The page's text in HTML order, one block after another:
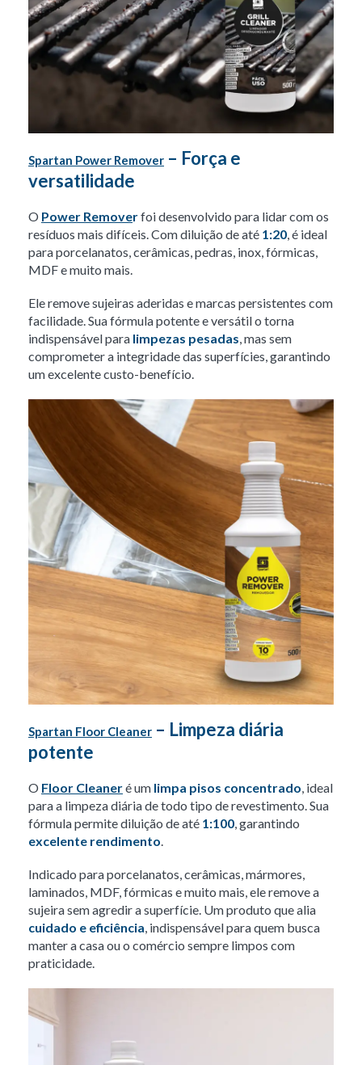
Spartan Power Remover – Força e
versatilidade
O Power Removerfoi desenvolvido para lidar com os
resíduos mais difíceis. Com diluição de até 1:20, é ideal
para porcelanatos, cerâmicas, pedras, inox, fórmicas,
MDF e muito mais.
Ele remove sujeiras aderidas e marcas persistentes com
facilidade. Sua fórmula potente e versátil o torna
indispensável para limpezas pesadas, mas sem
comprometer a integridade das superfícies, garantindo
um excelente custo-benefício.
Spartan Floor Cleaner – Limpeza diária
potente
O Floor Cleaneré um limpa pisos concentrado, ideal
para a limpeza diária de todo tipo de revestimento. Sua
fórmula permite diluição de até 1:100, garantindo
excelente rendimento.
Indicado para porcelanatos, cerâmicas, mármores,
laminados, MDF, fórmicas e muito mais, ele remove a
sujeira sem agredir a superfície. Um produto que alia
cuidado e eficiência, indispensável para quem busca
manter a casa ou o comércio sempre limpos com
praticidade.